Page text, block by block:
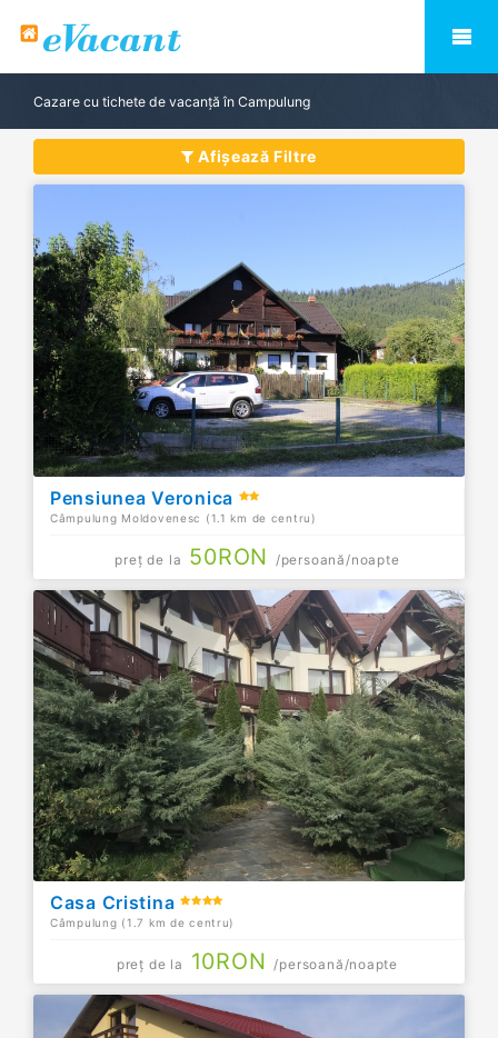
Cazare cu tichete de vacanță în Campulung
Afișează Filtre
Pensiunea Veronica
Câmpulung Moldovenesc (1.1 km de centru)
preț de la 50RON /persoană/noapte
Casa Cristina
Câmpulung (1.7 km de centru)
preț de la 10RON /persoană/noapte